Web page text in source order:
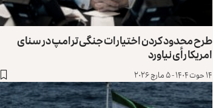
طرح محدود کردن اختیارات جنگی ترامپ در سنای
امریکا رأی نیاورد
۱۴ حوت ۱۴۰۴ - ۵ مارچ ۲۰۲۶